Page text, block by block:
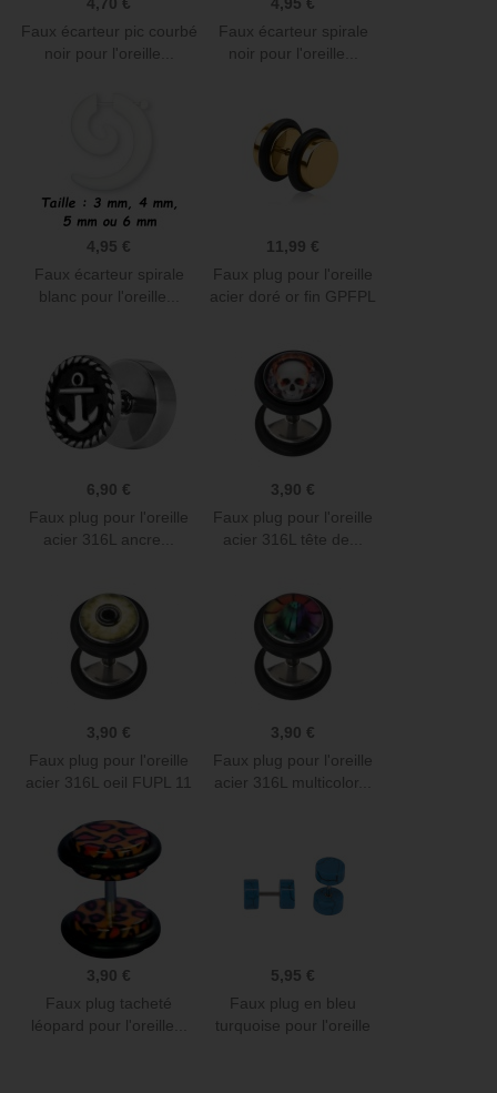
Faux écarteur pic courbé
noir pour l'oreille...
Faux écarteur spirale
noir pour l'oreille...
4,95 €
Faux écarteur spirale
blanc pour l'oreille...
11,99 €
Faux plug pour l'oreille
acier doré or fin GPFPL
6,90 €
Faux plug pour l'oreille
acier 316L ancre...
3,90 €
Faux plug pour l'oreille
acier 316L tête de...
3,90 €
Faux plug pour l'oreille
acier 316L oeil FUPL 11
3,90 €
Faux plug pour l'oreille
acier 316L multicolor...
3,90 €
Faux plug tacheté
léopard pour l'oreille...
5,95 €
Faux plug en bleu
turquoise pour l'oreille